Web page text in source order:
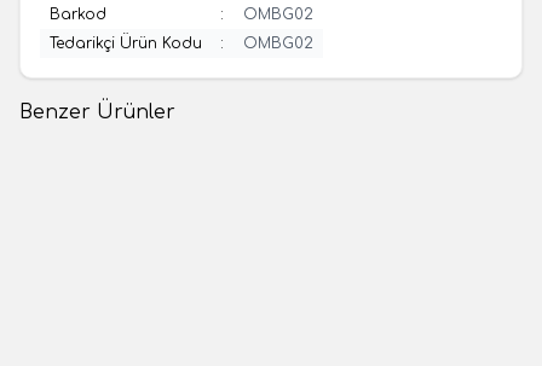
Barkod
:
OMBG02
Tedarikçi Ürün Kodu
: OMBG02
Benzer Ürünler